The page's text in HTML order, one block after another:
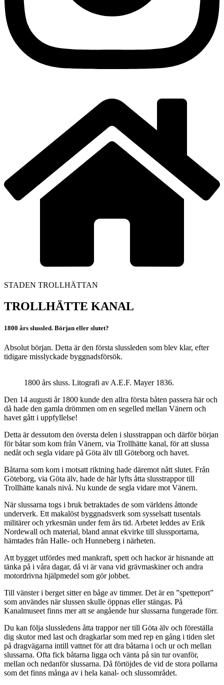
STADEN TROLLHÄTTAN
TROLLHÄTTE KANAL
1800 års slussled. Början eller slutet?
Absolut början. Detta är den första slussleden som blev klar, efter
tidigare misslyckade byggnadsförsök.
1800 års sluss. Litografi av A.E.F. Mayer 1836.
Den 14 augusti år 1800 kunde den allra första båten passera här och
då hade den gamla drömmen om en segelled mellan Vänern och
havet gått i uppfyllelse!
Detta är dessutom den översta delen i slusstrappan och därför början
för båtar som kom från Vänern, via Trollhätte kanal, för att slussa
nedåt och segla vidare på Göta älv till Göteborg och havet.
Båtarna som kom i motsatt riktning hade däremot nått slutet. Från
Göteborg, via Göta älv, hade de här lyfts åtta slusstrappor till
Trollhätte kanals nivå. Nu kunde de segla vidare mot Vänern.
När slussarna togs i bruk betraktades de som världens åttonde
underverk. Ett makalöst byggnadsverk som sysselsatt tusentals
militärer och yrkesmän under fem års tid. Arbetet leddes av Erik
Nordewall och material, bland annat ekvirke till slussportarna,
hämtades från Halle- och Hunneberg i närheten.
Att bygget utfördes med mankraft, spett och hackor är hisnande att
tänka på i våra dagar, då vi är vana vid grävmaskiner och andra
motordrivna hjälpmedel som gör jobbet.
Till vänster i berget sitter en båge av timmer. Det är en ”spetteport”
som användes när slussen skulle öppnas eller stängas. På
Kanalmuseet finns mer att se angående hur slussarna fungerade förr.
Du kan följa slussledens åtta trappor ner till Göta älv och föreställa
dig skutor med last och dragkarlar som med rep en gång i tiden slet
på dragvägarna intill vattnet för att dra båtarna i och ur och mellan
slussarna. Ofta fick båtarna ligga och vänta på sin tur ovanför,
mellan och nedanför slussarna. Då förtöjdes de vid de stora pollarna
som det finns många av i hela kanal- och slussområdet.